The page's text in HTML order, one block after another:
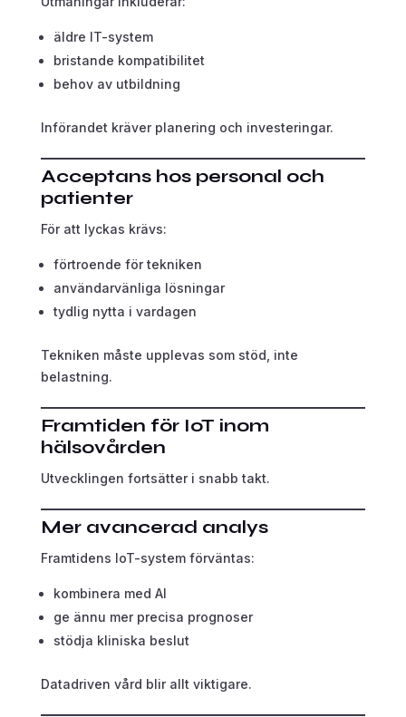
äldre IT-system
bristande kompatibilitet
behov av utbildning
Införandet kräver planering och investeringar.
Acceptans hos personal och
patienter
För att lyckas krävs:
förtroende för tekniken
användarvänliga lösningar
tydlig nytta i vardagen
Tekniken måste upplevas som stöd, inte
belastning.
Framtiden för IoT inom
hälsovården
Utvecklingen fortsätter i snabb takt.
Mer avancerad analys
Framtidens IoT-system förväntas:
kombinera med AI
ge ännu mer precisa prognoser
stödja kliniska beslut
Datadriven vård blir allt viktigare.